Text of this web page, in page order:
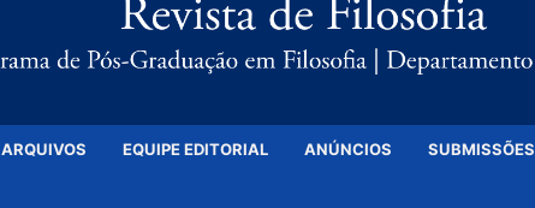
ARQUIVOS EQUIPE EDITORIAL ANÚNCIOS SUBMISSÕES